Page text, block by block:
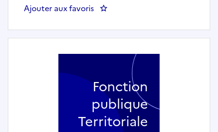
Ajouter aux favoris : Agent technique Voirie -
Fonction
publique
Territoriale